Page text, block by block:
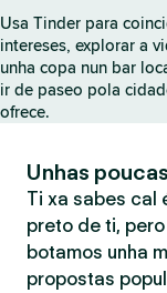
Usa Tinder para
intereses, explorar a
unha copa nun bar
ir de paseo pola
ofrece.
Unhas
Ti xa sabes cal
preto de ti,
botamos unha
propostas